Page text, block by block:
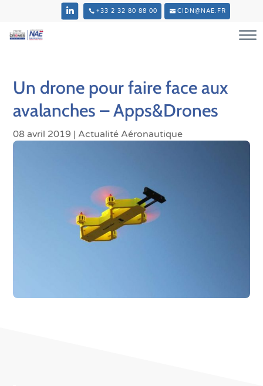
+33 2 32 80 88 00 CIDN@NAE.FR
Un drone pour faire face aux
avalanches – Apps&Drones
08 avril 2019 | Actualité Aéronautique